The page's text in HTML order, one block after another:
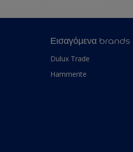
Εισαγόμενα brands
Dulux Trade
Hammerite